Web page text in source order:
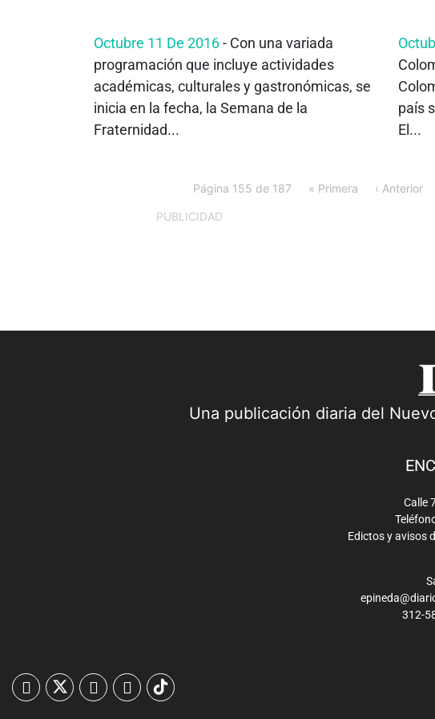
Octubre 11 De 2016- Con una variada
programación que incluye actividades
académicas, culturales y gastronómicas, se
inicia en la fecha, la Semana de la
Fraternidad...
país
El...
Página 155 de 187 « Primera ‹ Anterior
PUBLICIDAD
Una publicación diaria del
Calle
Edictos y avisos
312-